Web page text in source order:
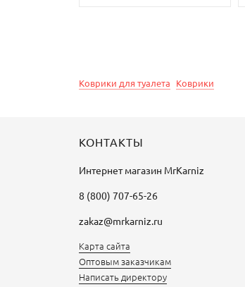
Коврики для туалета Коврики
КОНТАКТЫ
Интернет магазин MrKarniz
8 (800) 707-65-26
zakaz@mrkarniz.ru
Карта сайта
Оптовым заказчикам
Написать директору